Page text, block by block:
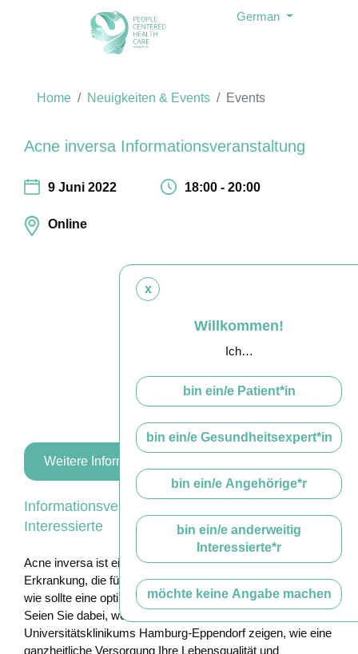
German
Home Neuigkeiten & Events Events
Acne inversa Informationsveranstaltung
9 Juni 2022 18:00 - 20:00
Online
Weitere Informationen und Anmeldung
Informationsveranstaltung für PatientInnen und
Interessierte
Acne inversa ist eine oft unerkannte und unterschätzte
Erkrankung, die für alle Beteiligten sehr belastend ist. Doch
wie sollte eine optimale Versorgung aussehen?
Seien Sie dabei, wenn wir gemeinsam mit Experten des
Universitätsklinikums Hamburg-Eppendorf zeigen, wie eine
ganzheitliche Versorgung Ihre Lebensqualität und
x
Willkommen!
Ich…
bin ein/e Patient*in
bin ein/e Gesundheitsexpert*in
bin ein/e Angehörige*r
bin ein/e anderweitig
Interessierte*r
möchte keine Angabe machen